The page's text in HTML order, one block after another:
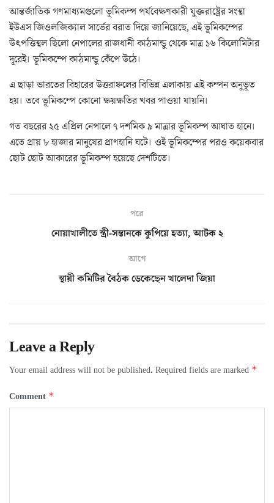
আন্তর্জাতিক গণমাধ্যমগুলো ভূমিকম্প পর্যবেক্ষণকারী যুক্তরাষ্ট্রের সংস্থা
ইউএস জিওলজিক্যাল সার্ভের বরাত দিয়ে জানিয়েছে, এই ভূমিকম্পের
উৎপত্তিস্থল ছিলো নেপালের রাজধানী কাঠমান্ডু থেকে মাত্র ১৬ কিলোমিটার
দূরেই। ভূমিকম্পে কাঠমান্ডু কেঁপে উঠে।
এ ছাড়া ভারতের বিহারের উত্তরাঞ্চলের বিভিন্ন এলাকায় এই কম্পন অনুভূত
হয়। তবে ভূমিকম্পে কোনো ক্ষয়ক্ষতির খবর পাওয়া যায়নি।
গত বছরের ২৫ এপ্রিল নেপালে ৭ দশমিক ৯ মাত্রার ভূমিকম্প আঘাত হানে।
এতে প্রায় ৮ হাজার মানুষের প্রাণহানি ঘটে। ওই ভূমিকম্পের পরও কয়েকবার
ছোট ছোট আকারের ভূমিকম্প হয়েছে দেশটিতে।
পরে
নোয়াখালীতে স্ত্রী-সন্তানকে কুপিয়ে হত্যা, আটক ২
আগে
স্থায়ী কমিটির বৈঠক ডেকেছেন খালেদা জিয়া
Leave a Reply
Your email address will not be published. Required fields are marked *
Comment *